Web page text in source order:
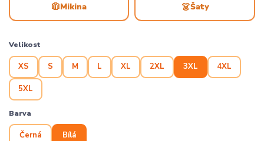
🧥Mikina 👗Šaty
Velikost
XS S M L XL 2XL 3XL 4XL
5XL
Barva
Černá Bílá